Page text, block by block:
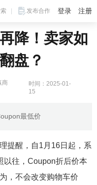
发布合作 登录 注册
降！卖家如
盘？
商
时间：2025-01-
15
最低价
提醒，自1月16日起，系
以往，Coupon折后价本
，不会改变购物车价